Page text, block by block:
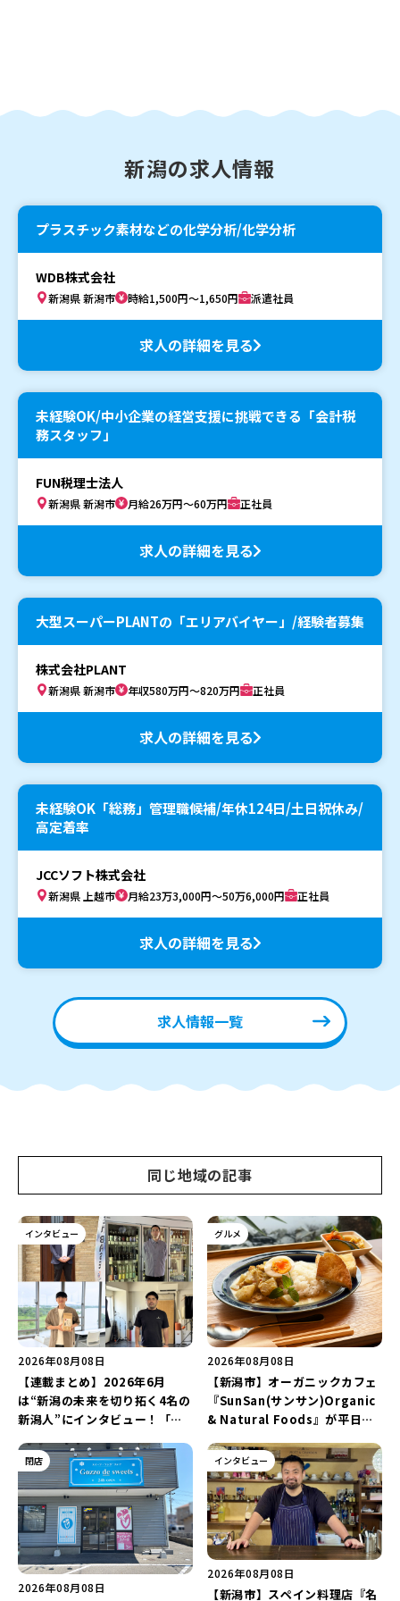
新潟の求人情報
プラスチック素材などの化学分析/化学分析
WDB株式会社
新潟県 新潟市 時給1,500円～1,650円 派遣社員
求人の詳細を見る
未経験OK/中小企業の経営支援に挑戦できる「会計税
務スタッフ」
FUN税理士法人
新潟県 新潟市 月給26万円～60万円 正社員
求人の詳細を見る
大型スーパーPLANTの「エリアバイヤー」/経験者募集
株式会社PLANT
新潟県 新潟市 年収580万円～820万円 正社員
求人の詳細を見る
未経験OK「総務」管理職候補/年休124日/土日祝休み/
高定着率
JCCソフト株式会社
新潟県 上越市 月給23万3,000円～50万6,000円 正社員
求人の詳細を見る
求人情報一覧
同じ地域の記事
インタビュー
2026年08月08日
【連載まとめ】2026年6月
は“新潟の未来を切り拓く4名の
新潟人”にインタビュー！「学
トグラファー」など要チェック
♪
グルメ
2026年08月08日
【新潟市】オーガニックカフェ
『SunSan(サンサン)Organic
& Natural Foods』が平日ラ
「抗酸化☆レモンチキンカレ
ー」と「美容と健康を考えたプ
レートランチ」を実食レポート
♪
閉店
2026年08月08日
インタビュー
2026年08月08日
【新潟市】スペイン料理店『名